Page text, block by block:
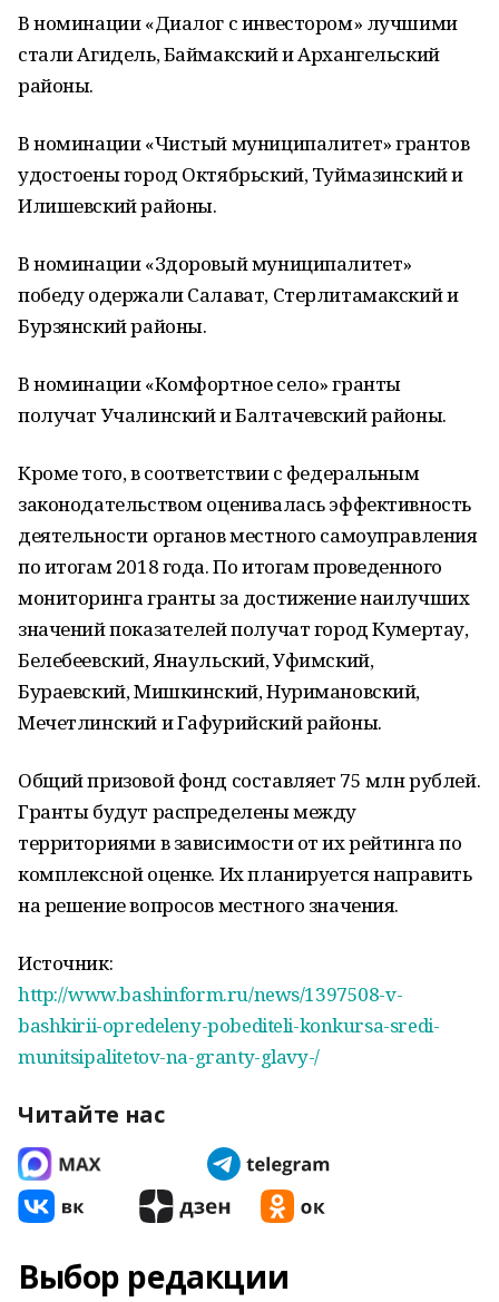
В номинации «Диалог с инвестором» лучшими
стали Агидель, Баймакский и Архангельский
районы.
В номинации «Чистый муниципалитет» грантов
удостоены город Октябрьский, Туймазинский и
Илишевский районы.
В номинации «Здоровый муниципалитет»
победу одержали Салават, Стерлитамакский и
Бурзянский районы.
В номинации «Комфортное село» гранты
получат Учалинский и Балтачевский районы.
Кроме того, в соответствии с федеральным
законодательством оценивалась эффективность
деятельности органов местного самоуправления
по итогам 2018 года. По итогам проведенного
мониторинга гранты за достижение наилучших
значений показателей получат город Кумертау,
Белебеевский, Янаульский, Уфимский,
Бураевский, Мишкинский, Нуримановский,
Мечетлинский и Гафурийский районы.
Общий призовой фонд составляет 75 млн рублей.
Гранты будут распределены между
территориями в зависимости от их рейтинга по
комплексной оценке. Их планируется направить
на решение вопросов местного значения.
Источник:
http://www.bashinform.ru/news/1397508-v-
bashkirii-opredeleny-pobediteli-konkursa-sredi-
munitsipalitetov-na-granty-glavy-/
Читайте нас
Выбор редакции